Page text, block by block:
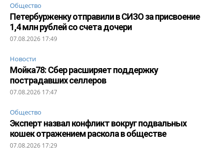
Общество
Петербурженку отправили в СИЗО за присвоение
1,4 млн рублей со счета дочери
07.08.2026 17:49
Новости
Мойка78: Сбер расширяет поддержку
пострадавших селлеров
07.08.2026 17:47
Общество
Эксперт назвал конфликт вокруг подвальных
кошек отражением раскола в обществе
07.08.2026 17:29